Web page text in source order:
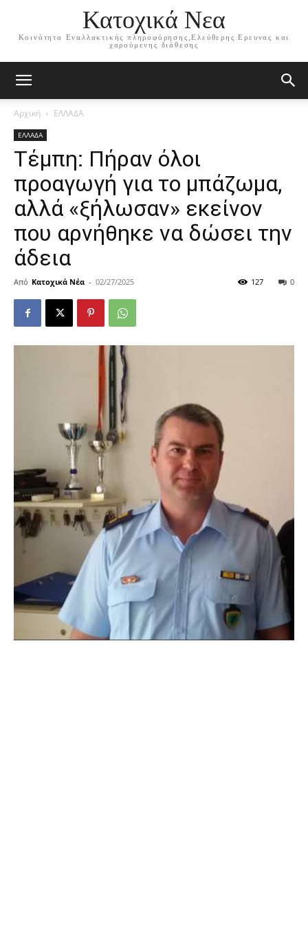
Κατοχικά Νεα
Κοινότητα Εναλλακτικής πληροφόρησης,Ελεύθερης Ερευνας και
χαρούμενης διάθεσης
Αρχική ΕΛΛΑΔΑ
ΕΛΛΑΔΑ
Τέμπη: Πήραν όλοι
προαγωγή για το μπάζωμα,
αλλά «ξήλωσαν» εκείνον
που αρνήθηκε να δώσει την
άδεια
Από Κατοχικά Νέα - 02/27/2025 0
127